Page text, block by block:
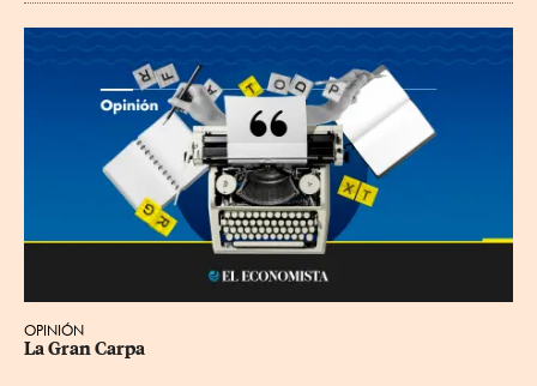
OPINIÓN
La Gran Carpa